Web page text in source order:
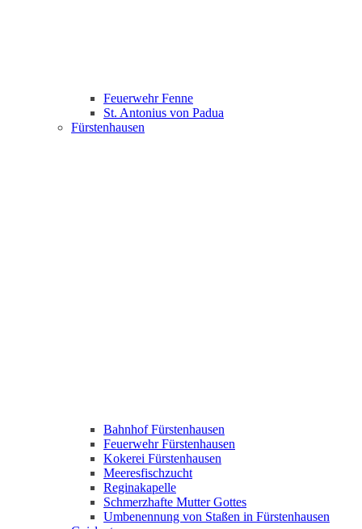
Feuerwehr Fenne
St. Antonius von Padua
Fürstenhausen
Bahnhof Fürstenhausen
Feuerwehr Fürstenhausen
Kokerei Fürstenhausen
Meeresfischzucht
Reginakapelle
Schmerzhafte Mutter Gottes
Umbenennung von Staßen in Fürstenhausen